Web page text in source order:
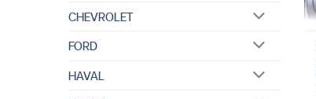
CHEVROLET
FORD
HAVAL